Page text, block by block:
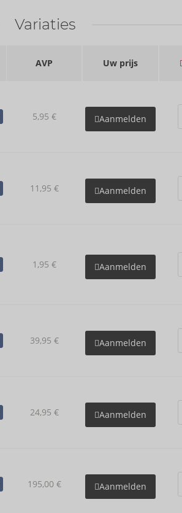
Variaties
AVP Uw prijs
5,95 € Aanmelden
11,95 € Aanmelden
1,95 € Aanmelden
39,95 € Aanmelden
24,95 € Aanmelden
195,00 € Aanmelden